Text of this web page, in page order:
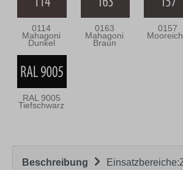
0114
Mahagoni
Dunkel
0163
Mahagoni
Braun
0157
RAL 9005
Tiefschwarz
Beschreibung